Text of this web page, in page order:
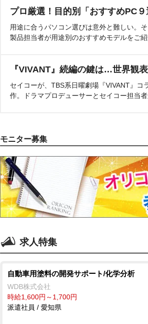
プロ厳選！目的別「おすすめPC９
用途に合うパソコン選びは意外と難しい。
製品担当者が用途別のおすすめモデルをご紹
『VIVANT』続編の鍵は…世界観
セイコーが、TBS系日曜劇場『VIVANT』コ
作。ドラマプロデューサーとセイコー担当者
モニター募集
求人特集
自動車用塗料の開発サポート/化学分析
WDB株式会社
時給1,600円～1,700円
派遣社員 / 愛知県